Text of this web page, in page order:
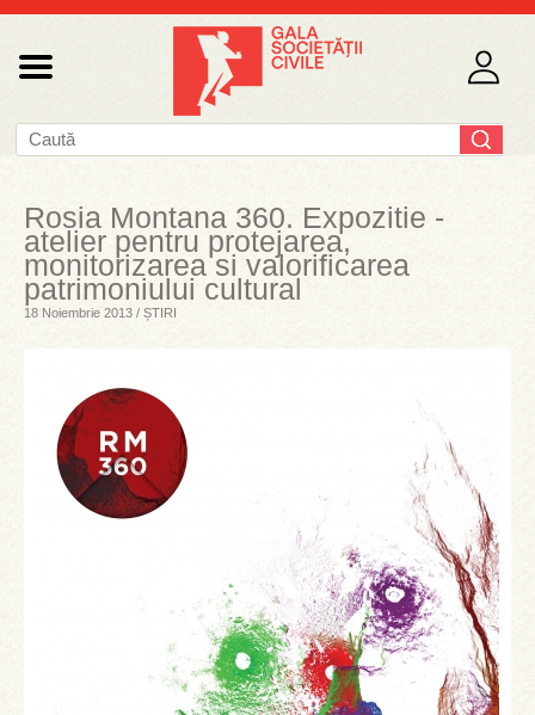
Rosia Montana 360. Expozitie -
atelier pentru protejarea,
monitorizarea si valorificarea
patrimoniului cultural
18 Noiembrie 2013 / ȘTIRI